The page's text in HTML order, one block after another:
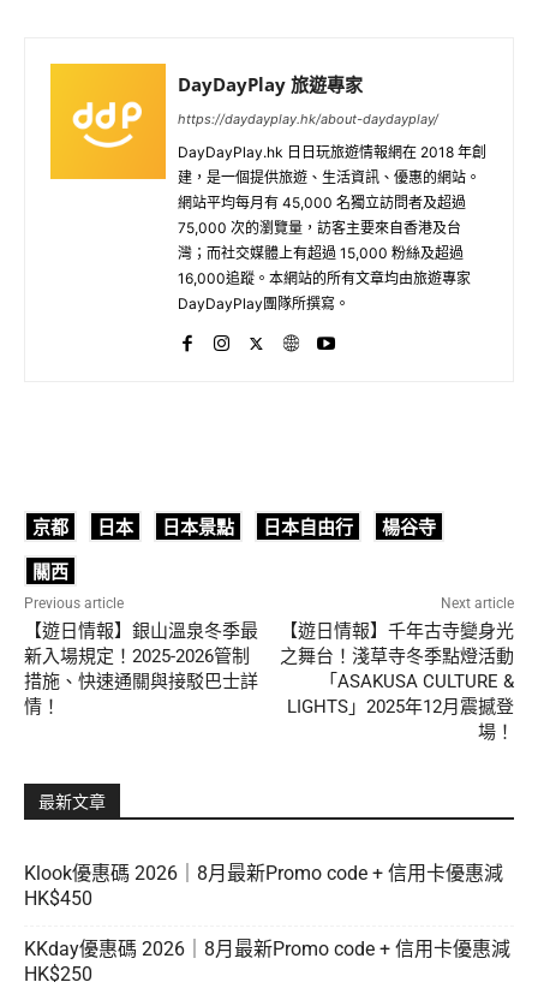
DayDayPlay 旅遊專家
https://daydayplay.hk/about-daydayplay/
DayDayPlay.hk 日日玩旅遊情報網在 2018 年創
建，是一個提供旅遊、生活資訊、優惠的網站。
網站平均每月有 45,000 名獨立訪問者及超過
75,000 次的瀏覽量，訪客主要來自香港及台
灣；而社交媒體上有超過 15,000 粉絲及超過
16,000追蹤。本網站的所有文章均由旅遊專家
DayDayPlay團隊所撰寫。
京都 日本 日本景點 日本自由行
楊谷寺
關西
Previous article
【遊日情報】銀山溫泉冬季最
新入場規定！2025-2026管制
措施、快速通關與接駁巴士詳
情！
Next article
【遊日情報】千年古寺變身光
之舞台！淺草寺冬季點燈活動
「ASAKUSA CULTURE &
LIGHTS」2025年12月震撼登
場！
最新文章
Klook優惠碼 2026｜8月最新Promo code + 信用卡優惠減
HK$450
KKday優惠碼 2026｜8月最新Promo code + 信用卡優惠減
HK$250